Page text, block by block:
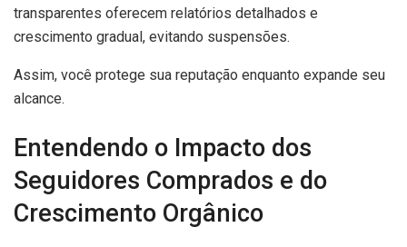
transparentes oferecem relatórios detalhados e
crescimento gradual, evitando suspensões.
Assim, você protege sua reputação enquanto expande seu
alcance.
Entendendo o Impacto dos
Seguidores Comprados e do
Crescimento Orgânico